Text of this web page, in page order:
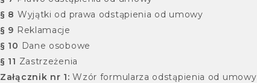
§ 8 Wyjątki od prawa odstąpienia od umowy
§ 9 Reklamacje
§ 10 Dane osobowe
§ 11 Zastrzeżenia
Załącznik nr 1: Wzór formularza odstąpienia od umowy